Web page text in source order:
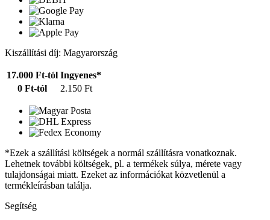
Kiszállítási díj: Magyarország
17.000 Ft-tól Ingyenes*
0 Ft-tól
2.150 Ft
*Ezek a szállítási költségek a normál szállításra vonatkoznak.
Lehetnek további költségek, pl. a termékek súlya, mérete vagy
tulajdonságai miatt. Ezeket az információkat közvetlenül a
termékleírásban találja.
Segítség